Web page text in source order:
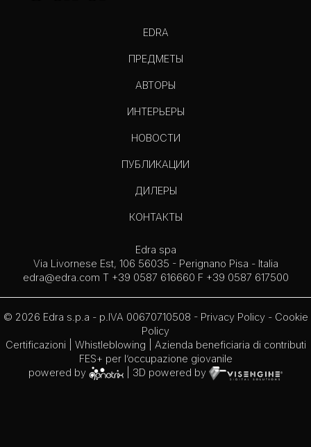
EDRA
ПРЕДМЕТЫ
АВТОРЫ
ИНТЕРЬЕРЫ
НОВОСТИ
ПУБЛИКАЦИИ
ДИЛЕРЫ
КОНТАКТЫ
Edra spa
Via Livornese Est, 106 56035 - Perignano Pisa - Italia
edra@edra.com T +39 0587 616660 F +39 0587 617500
© 2026 Edra s.p.a - p.IVA 00670710508 - Privacy Policy- Cookie
Policy
Certificazioni
Whistleblowing | Azienda beneficiaria di contributi
FES+ per l’occupazione giovanile
powered by
| 3D powered by